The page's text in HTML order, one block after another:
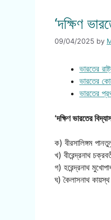
‘দক্ষিণ
09/04/2025 by
ভারতের
ভারতের
ভারতের
‘দক্ষিণ ভারতের
ক) বীরসালিঙ্গম
খ) বীরেন্দ্রনাথ
গ) হরেন্দ্রনাথ
ঘ) কৈলাসনাথ কায়স্থ